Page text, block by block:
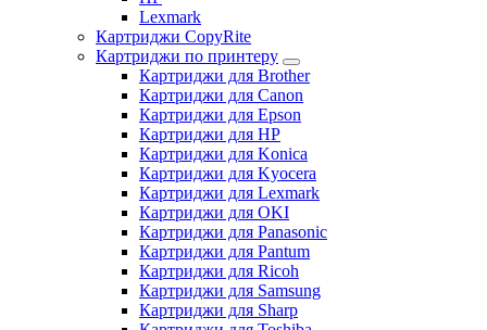
Lexmark
Картриджи CopyRite
Картриджи по принтеру
Картриджи для Brother
Картриджи для Canon
Картриджи для Epson
Картриджи для HP
Картриджи для Konica
Картриджи для Kyocera
Картриджи для Lexmark
Картриджи для OKI
Картриджи для Panasonic
Картриджи для Pantum
Картриджи для Ricoh
Картриджи для Samsung
Картриджи для Sharp